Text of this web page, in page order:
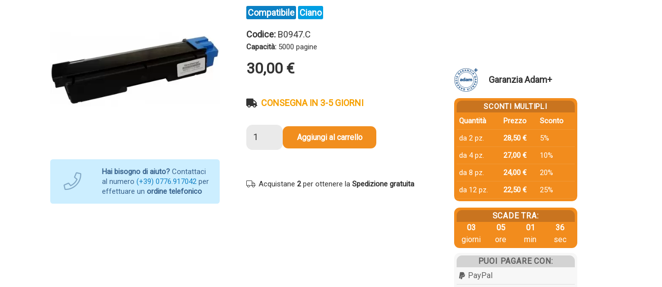
Hai bisogno di aiuto? Contattaci
al numero (+39) 0776.917042 per
effettuare un ordine telefonico
Compatibile Ciano
Codice: B0947.C
Capacità: 5000 pagine
30,00 €
CONSEGNA IN 3-5 GIORNI
compatibile
quantità
Aggiungi al carrello
Acquistane 2per ottenere la Spedizione gratuita
Garanzia Adam+
SCONTI MULTIPLI
Quantità
Prezzo
Sconto
da 2 pz.
28,50 €
5%
da 4 pz.
27,00 €
10%
da 8 pz.
24,00 €
20%
da 12 pz.
22,50 € 25%
SCADE TRA:
03
giorni
05
ore
01
min
35
sec
PUOI PAGARE CON:
PayPal